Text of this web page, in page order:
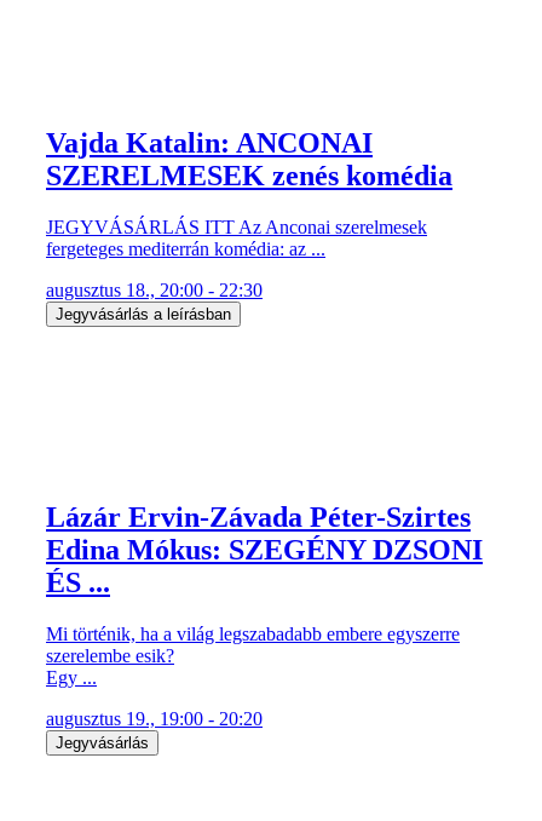
Vajda Katalin: ANCONAI
SZERELMESEK zenés komédia
JEGYVÁSÁRLÁS ITT Az Anconai szerelmesek
fergeteges mediterrán komédia: az ...
augusztus 18., 20:00 - 22:30
Jegyvásárlás a leírásban
Lázár Ervin-Závada Péter-Szirtes
Edina Mókus: SZEGÉNY DZSONI
ÉS ...
Mi történik, ha a világ legszabadabb embere egyszerre
szerelembe esik?
Egy ...
augusztus 19., 19:00 - 20:20
Jegyvásárlás